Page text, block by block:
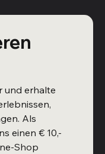
und erhalte
Als
einen € 10,-
Shop